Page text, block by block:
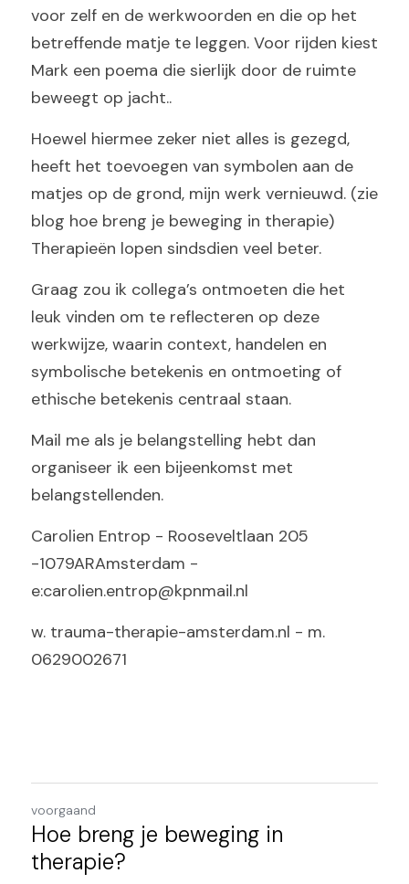
voor zelf en de werkwoorden en die op het
betreffende matje te leggen. Voor rijden kiest
Mark een poema die sierlijk door de ruimte
beweegt op jacht..
Hoewel hiermee zeker niet alles is gezegd,
heeft het toevoegen van symbolen aan de
matjes op de grond, mijn werk vernieuwd. (zie
blog hoe breng je beweging in therapie)
Therapieën lopen sindsdien veel beter.
Graag zou ik collega’s ontmoeten die het
leuk vinden om te reflecteren op deze
werkwijze, waarin context, handelen en
symbolische betekenis en ontmoeting of
ethische betekenis centraal staan.
Mail me als je belangstelling hebt dan
organiseer ik een bijeenkomst met
belangstellenden.
Carolien Entrop - Rooseveltlaan 205
-1079ARAmsterdam -
e:carolien.entrop@kpnmail.nl
w. trauma-therapie-amsterdam.nl - m.
0629002671
voorgaand
Hoe breng je beweging in
therapie?